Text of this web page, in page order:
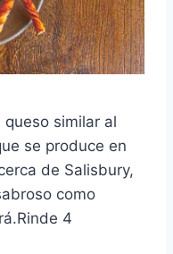
similar al
se produce en
de Salisbury,
como
4